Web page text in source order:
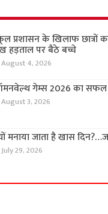
प्रशासन के खिलाफ छात्रों का
हड़ताल पर बैठे बच्चे
August 4, 2026
गेम्स 2026 का
August 3, 2026
मनाया जाता है खास
July 29, 2026